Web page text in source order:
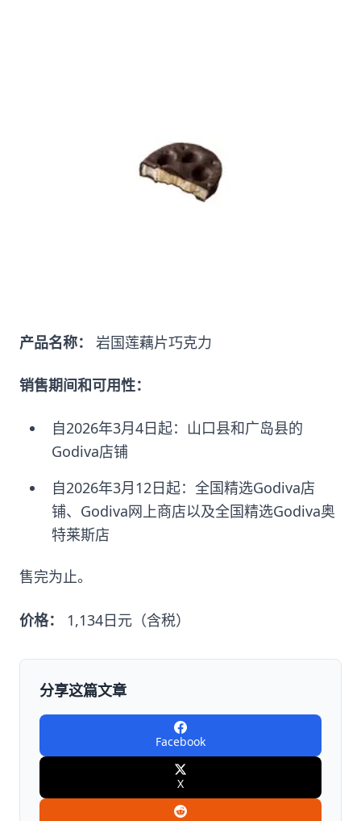
产品名称： 岩国莲藕片巧克力
销售期间和可用性：
自2026年3月4日起：山口县和广岛县的
Godiva店铺
自2026年3月12日起：全国精选Godiva店
铺、Godiva网上商店以及全国精选Godiva奥
特莱斯店
售完为止。
价格： 1,134日元（含税）
分享这篇文章
Facebook
X